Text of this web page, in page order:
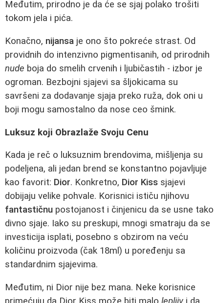
Međutim, prirodno je da će se sjaj polako trošiti
tokom jela i pića.
Konačno, nijansa je ono što pokreće strast. Od
providnih do intenzivno pigmentisanih, od prirodnih
nude boja do smelih crvenih i ljubičastih - izbor je
ogroman. Bezbojni sjajevi sa šljokicama su
savršeni za dodavanje sjaja preko ruža, dok oni u
boji mogu samostalno da nose ceo šmink.
Luksuz koji Obrazlaže Svoju Cenu
Kada je reč o luksuznim brendovima, mišljenja su
podeljena, ali jedan brend se konstantno pojavljuje
kao favorit: Dior. Konkretno, Dior Kiss sjajevi
dobijaju velike pohvale. Korisnici ističu njihovu
fantastičnu postojanost i činjenicu da se usne tako
divno sjaje. Iako su preskupi, mnogi smatraju da se
investicija isplati, posebno s obzirom na veću
količinu proizvoda (čak 18ml) u poređenju sa
standardnim sjajevima.
Međutim, ni Dior nije bez mana. Neke korisnice